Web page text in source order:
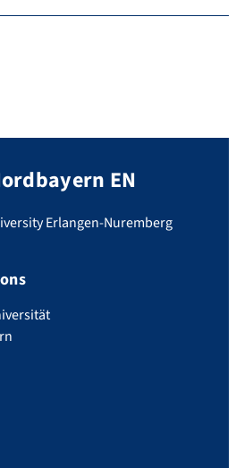
EN
Erlangen-Nuremberg